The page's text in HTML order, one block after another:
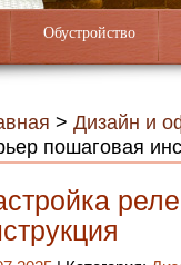
Обустройство
> Дизайн и
пошаговая